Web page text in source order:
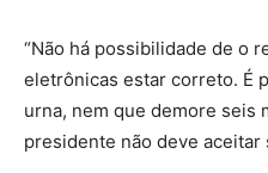
“Não há possibilidade de o
eletrônicas estar correto. É
urna, nem que demore seis
presidente não deve aceitar